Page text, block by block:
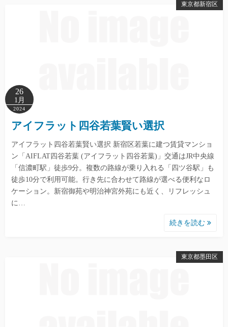
東京都新宿区
26
1月
2024
アイフラット四谷若葉賢い選択
アイフラット四谷若葉賢い選択 新宿区若葉に建つ賃貸マンショ
ン「AIFLAT四谷若葉 (アイフラット四谷若葉)」交通はJR中央線
「信濃町駅」徒歩9分。複数の路線が乗り入れる「四ツ谷駅」も
徒歩10分で利用可能。行き先に合わせて路線が選べる便利なロ
ケーション。新宿御苑や明治神宮外苑にも近く、リフレッシュ
に…
続きを読む
東京都墨田区